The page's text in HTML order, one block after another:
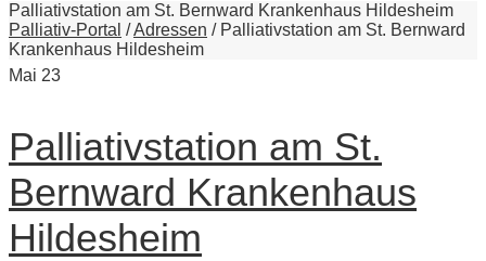
Palliativstation am St. Bernward Krankenhaus Hildesheim
Palliativ-Portal /Adressen / Palliativstation am St. Bernward
Krankenhaus Hildesheim
Mai 23
Palliativstation am St.
Bernward Krankenhaus
Hildesheim